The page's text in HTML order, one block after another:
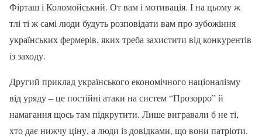
Фірташ і Коломойський. От вам і мотивація. І на цьому ж
тлі ті ж самі люди будуть розповідати вам про зубожіння
українських фермерів, яких треба захистити від конкурентів
із заходу.
Другий приклад українського економічного націоналізму
від уряду – це постійні атаки на систем “Прозорро” й
намагання щось там підкрутити. Лише вигравали б не ті,
хто дає нижчу ціну, а люди із довідками, що вони патріоти.